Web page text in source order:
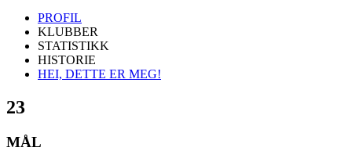
PROFIL
KLUBBER
STATISTIKK
HISTORIE
HEI, DETTE ER MEG!
23
MÅL